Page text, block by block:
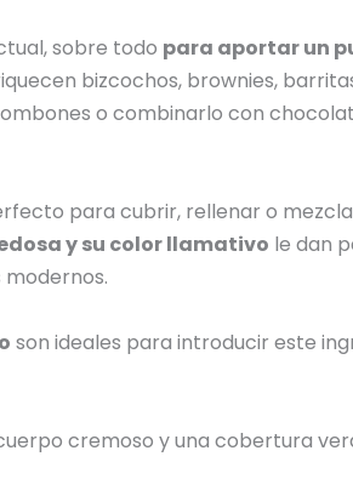
sobre todo para aportar un
bizcochos, brownies,
o combinarlo con
para cubrir, rellenar o
y su color llamativo le dan
son ideales para introducir este
cremoso y una cobertura